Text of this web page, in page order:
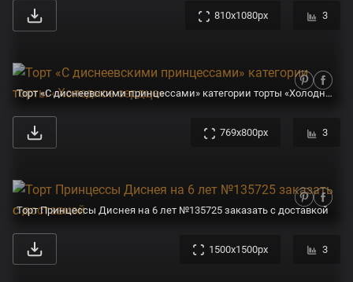
810x1080px 3
Торт «С диснеевскими принцессами» категории торты «Холодное сердце»
769x800px 3
Торт Принцессы Диснея на 6 лет №135725 заказать с доставкой
1500x1500px 3